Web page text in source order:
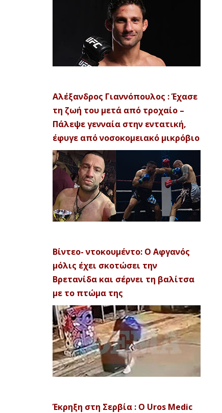
Αλέξανδρος Γιαννόπουλος : Έχασε
τη ζωή του μετά από τροχαίο –
Πάλεψε γενναία στην εντατική,
έφυγε από νοσοκομειακό μικρόβιο
Βίντεο- ντοκουμέντο: Ο Αφγανός
μόλις έχει σκοτώσει την
Βρετανίδα και σέρνει τη βαλίτσα
με το πτώμα της
Έκρηξη στη Σερβία : Ο Uros Medic